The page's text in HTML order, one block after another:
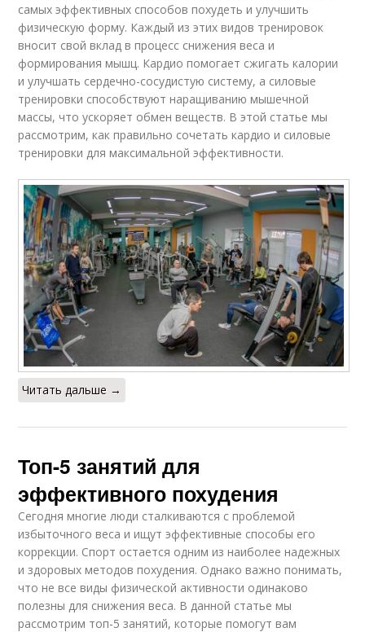
самых эффективных способов похудеть и улучшить
физическую форму. Каждый из этих видов тренировок
вносит свой вклад в процесс снижения веса и
формирования мышц. Кардио помогает сжигать калории
и улучшать сердечно-сосудистую систему, а силовые
тренировки способствуют наращиванию мышечной
массы, что ускоряет обмен веществ. В этой статье мы
рассмотрим, как правильно сочетать кардио и силовые
тренировки для максимальной эффективности.
Читать дальше →
Топ-5 занятий для
эффективного похудения
Сегодня многие люди сталкиваются с проблемой
избыточного веса и ищут эффективные способы его
коррекции. Спорт остается одним из наиболее надежных
и здоровых методов похудения. Однако важно понимать,
что не все виды физической активности одинаково
полезны для снижения веса. В данной статье мы
рассмотрим топ-5 занятий, которые помогут вам